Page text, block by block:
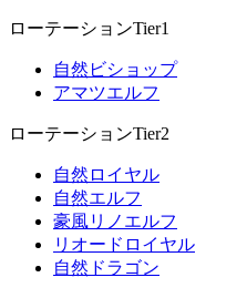
ローテーションTier1
自然ビショップ
アマツエルフ
ローテーションTier2
自然ロイヤル
自然エルフ
豪風リノエルフ
リオードロイヤル
自然ドラゴン